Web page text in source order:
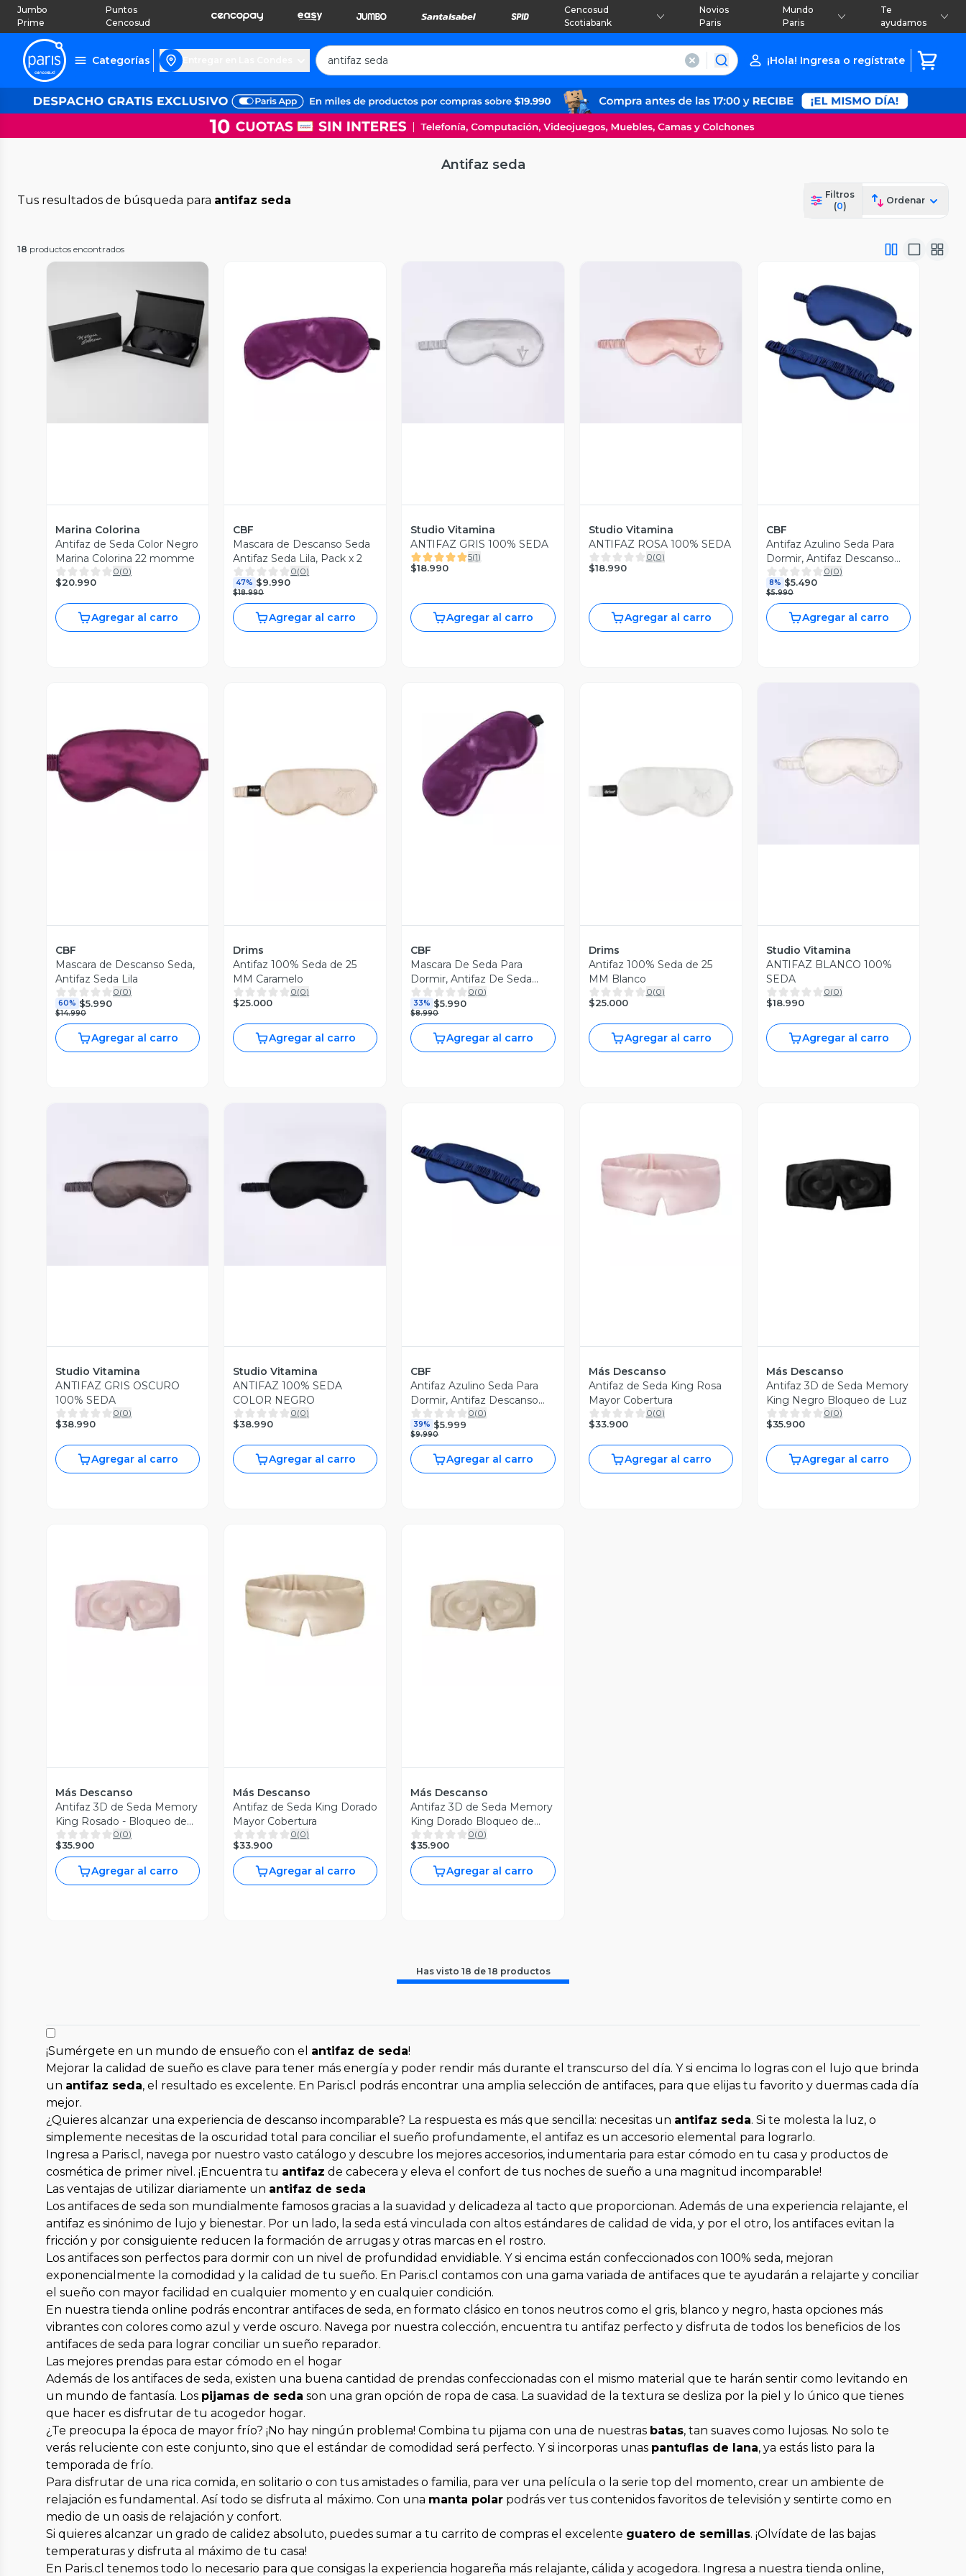
Jumbo
Prime
Puntos
Cencosud
Cencosud
Scotiabank
Novios
Paris
Mundo
Paris
Te
ayudamos
Categorías ¡Hola! Ingresa o regístrate
Antifaz seda
Tus resultados de búsqueda para antifaz seda
Filtros
(0)
Ordenar
18 productos encontrados
Vista Previa
Marina Colorina
Antifaz de Seda Color Negro
Marina Colorina 22 momme
0(0)
$20.990
Agregar al carro
Vista Previa
CBF
Mascara de Descanso Seda
Antifaz Seda Lila, Pack x 2
0(0)
47% $9.990
$18.990
Agregar al carro
Vista Previa
Studio Vitamina
ANTIFAZ GRIS 100% SEDA
5(1)
$18.990
Agregar al carro
Vista Previa
Studio Vitamina
ANTIFAZ ROSA 100% SEDA
0(0)
$18.990
Agregar al carro
Vista Previa
CBF
Antifaz Azulino Seda Para
Dormir, Antifaz Descanso
Satin
0(0)
8% $5.490
$5.990
Agregar al carro
Vista Previa
CBF
Mascara de Descanso Seda,
Antifaz Seda Lila
0(0)
60% $5.990
$14.990
Agregar al carro
Vista Previa
Drims
Antifaz 100% Seda de 25
MM Caramelo
0(0)
$25.000
Agregar al carro
Vista Previa
CBF
Mascara De Seda Para
Dormir, Antifaz De Seda
Protector Luz
0(0)
33% $5.990
$8.990
Agregar al carro
Vista Previa
Drims
Antifaz 100% Seda de 25
MM Blanco
0(0)
$25.000
Agregar al carro
Vista Previa
Studio Vitamina
ANTIFAZ BLANCO 100%
SEDA
0(0)
$18.990
Agregar al carro
Vista Previa
Studio Vitamina
ANTIFAZ GRIS OSCURO
100% SEDA
0(0)
$38.990
Agregar al carro
Vista Previa
Studio Vitamina
ANTIFAZ 100% SEDA
COLOR NEGRO
0(0)
$38.990
Agregar al carro
Vista Previa
CBF
Antifaz Azulino Seda Para
Dormir, Antifaz Descanso
Satin
0(0)
39% $5.999
$9.990
Agregar al carro
Vista Previa
Más Descanso
Antifaz de Seda King Rosa
Mayor Cobertura
0(0)
$33.900
Agregar al carro
Vista Previa
Más Descanso
Antifaz 3D de Seda Memory
King Negro Bloqueo de Luz
0(0)
$35.900
Agregar al carro
Vista Previa
Más Descanso
Antifaz 3D de Seda Memory
King Rosado - Bloqueo de
Luz
0(0)
$35.900
Agregar al carro
Vista Previa
Más Descanso
Antifaz de Seda King Dorado
Mayor Cobertura
0(0)
$33.900
Agregar al carro
Vista Previa
Más Descanso
Antifaz 3D de Seda Memory
King Dorado Bloqueo de
Luz
0(0)
$35.900
Agregar al carro
Has visto 18 de 18 productos
¡Sumérgete en un mundo de ensueño con el antifaz de seda!
Mejorar la calidad de sueño es clave para tener más energía y poder rendir más durante el transcurso del día. Y si encima lo logras con el lujo que brinda
un antifaz seda, el resultado es excelente. En Paris.cl podrás encontrar una amplia selección de antifaces, para que elijas tu favorito y duermas cada día
mejor.
¿Quieres alcanzar una experiencia de descanso incomparable? La respuesta es más que sencilla: necesitas un antifaz seda. Si te molesta la luz, o
simplemente necesitas de la oscuridad total para conciliar el sueño profundamente, el antifaz es un accesorio elemental para lograrlo.
Ingresa a Paris.cl, navega por nuestro vasto catálogo y descubre los mejores accesorios, indumentaria para estar cómodo en tu casa y productos de
cosmética de primer nivel. ¡Encuentra tu antifaz de cabecera y eleva el confort de tus noches de sueño a una magnitud incomparable!
Las ventajas de utilizar diariamente un antifaz de seda
Los antifaces de seda son mundialmente famosos gracias a la suavidad y delicadeza al tacto que proporcionan. Además de una experiencia relajante, el
antifaz es sinónimo de lujo y bienestar. Por un lado, la seda está vinculada con altos estándares de calidad de vida, y por el otro, los antifaces evitan la
fricción y por consiguiente reducen la formación de arrugas y otras marcas en el rostro.
Los antifaces son perfectos para dormir con un nivel de profundidad envidiable. Y si encima están confeccionados con 100% seda, mejoran
exponencialmente la comodidad y la calidad de tu sueño. En Paris.cl contamos con una gama variada de antifaces que te ayudarán a relajarte y conciliar
el sueño con mayor facilidad en cualquier momento y en cualquier condición.
En nuestra tienda online podrás encontrar antifaces de seda, en formato clásico en tonos neutros como el gris, blanco y negro, hasta opciones más
vibrantes con colores como azul y verde oscuro. Navega por nuestra colección, encuentra tu antifaz perfecto y disfruta de todos los beneficios de los
antifaces de seda para lograr conciliar un sueño reparador.
Las mejores prendas para estar cómodo en el hogar
Además de los antifaces de seda, existen una buena cantidad de prendas confeccionadas con el mismo material que te harán sentir como levitando en
un mundo de fantasía. Los pijamas de seda son una gran opción de ropa de casa. La suavidad de la textura se desliza por la piel y lo único que tienes
que hacer es disfrutar de tu acogedor hogar.
¿Te preocupa la época de mayor frío? ¡No hay ningún problema! Combina tu pijama con una de nuestras batas, tan suaves como lujosas. No solo te
verás reluciente con este conjunto, sino que el estándar de comodidad será perfecto. Y si incorporas unas pantuflas de lana, ya estás listo para la
temporada de frío.
Para disfrutar de una rica comida, en solitario o con tus amistades o familia, para ver una película o la serie top del momento, crear un ambiente de
relajación es fundamental. Así todo se disfruta al máximo. Con una manta polar podrás ver tus contenidos favoritos de televisión y sentirte como en
medio de un oasis de relajación y confort.
Si quieres alcanzar un grado de calidez absoluto, puedes sumar a tu carrito de compras el excelente guatero de semillas. ¡Olvídate de las bajas
temperaturas y disfruta al máximo de tu casa!
En Paris.cl tenemos todo lo necesario para que consigas la experiencia hogareña más relajante, cálida y acogedora. Ingresa a nuestra tienda online,